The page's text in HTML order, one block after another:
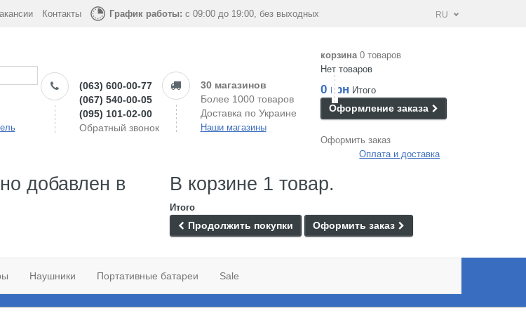
Контакты График работы: с 09:00 до 19:00, без выходных RU
(063) 600-00-77
(067) 540-00-05
(095) 101-02-00
Обратный звонок
30 магазинов
Более 1000 товаров
Доставка по Украине
Наши магазины
корзина 0 товаров
Нет товаров
0 грн Итого
Оформление заказа
Оформить заказ
Оплата и доставка
добавлен в
В корзине 1 товар.
Итого
Продолжить покупки Оформить заказ
Наушники Портативные батареи Sale